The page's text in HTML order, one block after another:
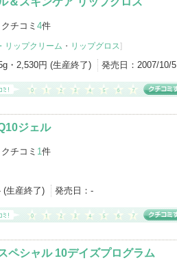
クチコミ 4件
リップクリーム ・ リップグロス]
・2,530円 (生産終了) 発売日： 2007/10/5
ジェル
クチコミ 1件
(生産終了) 発売日： -
ペシャル 10デイズプログラム